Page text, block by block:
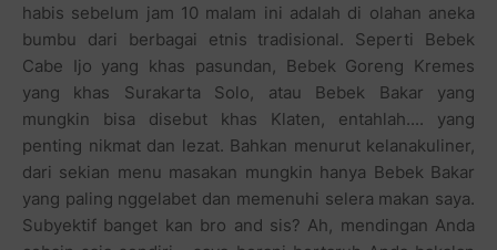
habis sebelum jam 10 malam ini adalah di olahan aneka
bumbu dari berbagai etnis tradisional. Seperti Bebek
Cabe Ijo yang khas pasundan, Bebek Goreng Kremes
yang khas Surakarta Solo, atau Bebek Bakar yang
mungkin bisa disebut khas Klaten, entahlah.... yang
penting nikmat dan lezat. Bahkan menurut kelanakuliner,
dari sekian menu masakan mungkin hanya Bebek Bakar
yang paling nggelabet dan memenuhi selera makan saya.
Subyektif banget kan bro and sis? Ah, mendingan Anda